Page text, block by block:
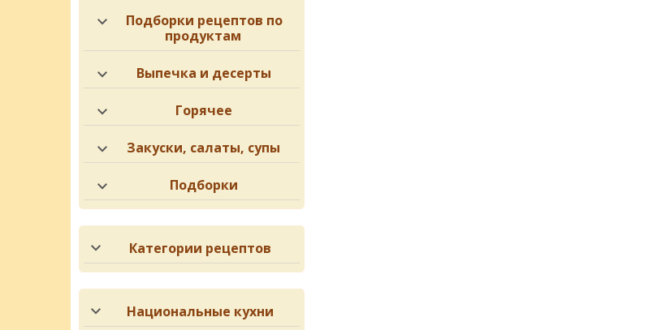
Подборки рецептов по
продуктам
Выпечка и десерты
Горячее
Закуски, салаты, супы
Подборки
Категории рецептов
Национальные кухни